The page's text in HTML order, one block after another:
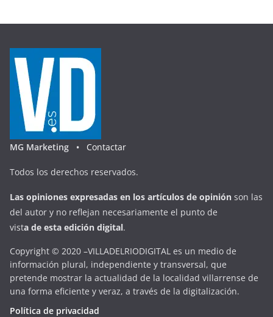
MG Marketing • Contactar
Todos los derechos reservados.
Las opiniones expresadas en los artículos de opinión son las
del autor y no reflejan necesariamente el punto de
vista de esta edición digital.
Copyright © 2020 –VILLADELRIODIGITAL es un medio de
información plural, independiente y transversal, que
pretende mostrar la actualidad de la localidad villarrense de
una forma eficiente y veraz, a través de la digitalización.
Política de privacidad